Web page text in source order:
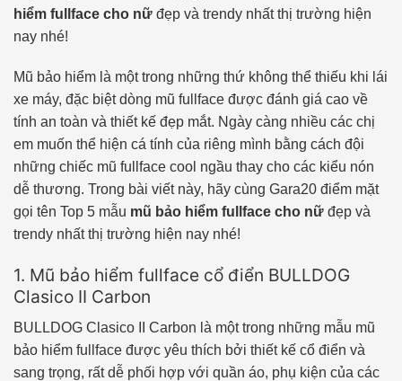
hiểm fullface cho nữ đẹp và trendy nhất thị trường hiện
nay nhé!
Mũ bảo hiểm là một trong những thứ không thể thiếu khi lái
xe máy, đặc biệt dòng mũ fullface được đánh giá cao về
tính an toàn và thiết kế đẹp mắt. Ngày càng nhiều các chị
em muốn thể hiện cá tính của riêng mình bằng cách đội
những chiếc mũ fullface cool ngầu thay cho các kiểu nón
dễ thương. Trong bài viết này, hãy cùng Gara20 điểm mặt
gọi tên Top 5 mẫu mũ bảo hiểm fullface cho nữ đẹp và
trendy nhất thị trường hiện nay nhé!
1. Mũ bảo hiểm fullface cổ điển BULLDOG
Clasico II Carbon
BULLDOG Clasico II Carbon là một trong những mẫu mũ
bảo hiểm fullface được yêu thích bởi thiết kế cổ điển và
sang trọng, rất dễ phối hợp với quần áo, phụ kiện của các